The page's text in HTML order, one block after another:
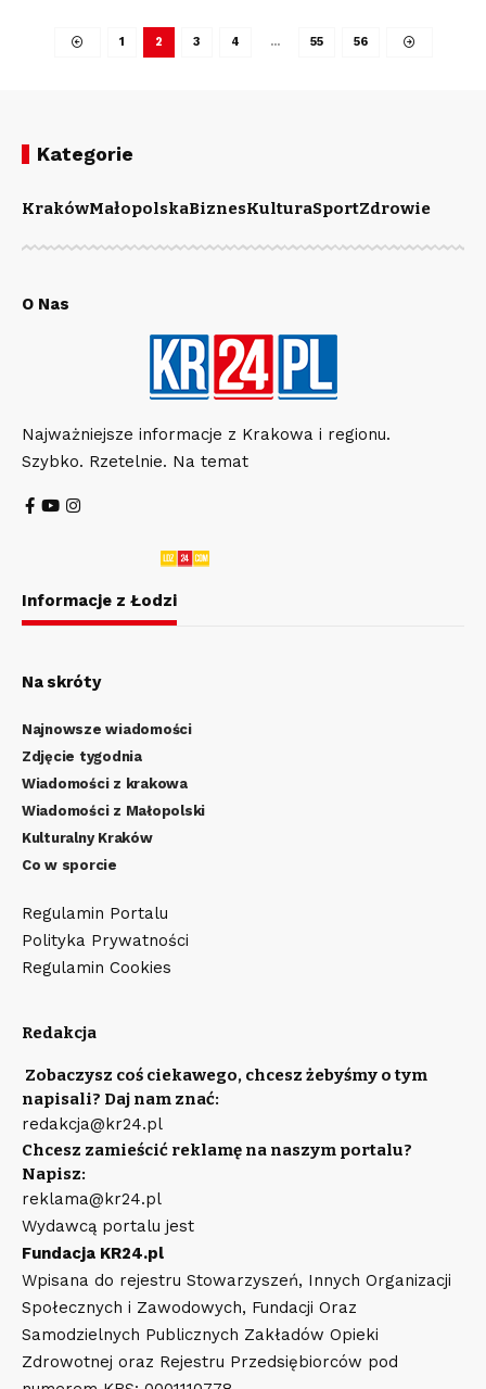
1 2 3 4 … 55 56
Kategorie
KrakówMałopolskaBiznesKulturaSportZdrowie
O Nas
Najważniejsze informacje z Krakowa i regionu.
Szybko. Rzetelnie. Na temat
Informacje z Łodzi
Na skróty
Najnowsze wiadomości
Zdjęcie tygodnia
Wiadomości z krakowa
Wiadomości z Małopolski
Kulturalny Kraków
Co w sporcie
Regulamin Portalu
Polityka Prywatności
Regulamin Cookies
Redakcja
Zobaczysz coś ciekawego, chcesz żebyśmy o tym
napisali? Daj nam znać:
redakcja@kr24.pl
Chcesz zamieścić reklamę na naszym portalu?
Napisz:
reklama@kr24.pl
Wydawcą portalu jest
Fundacja KR24.pl
Wpisana do rejestru Stowarzyszeń, Innych Organizacji
Społecznych i Zawodowych, Fundacji Oraz
Samodzielnych Publicznych Zakładów Opieki
Zdrowotnej oraz Rejestru Przedsiębiorców pod